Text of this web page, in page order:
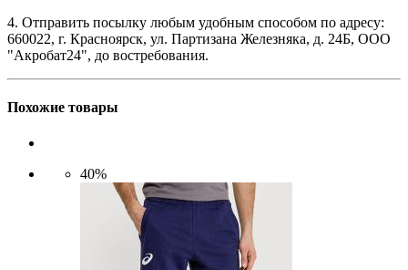
4. Отправить посылку любым удобным способом по адресу:
660022, г. Красноярск, ул. Партизана Железняка, д. 24Б, ООО
"Акробат24", до востребования.
Похожие товары
40%